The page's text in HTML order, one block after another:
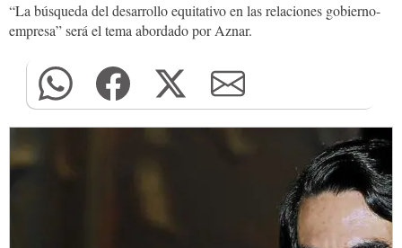
“La búsqueda del desarrollo equitativo en las relaciones gobierno-
empresa” será el tema abordado por Aznar.